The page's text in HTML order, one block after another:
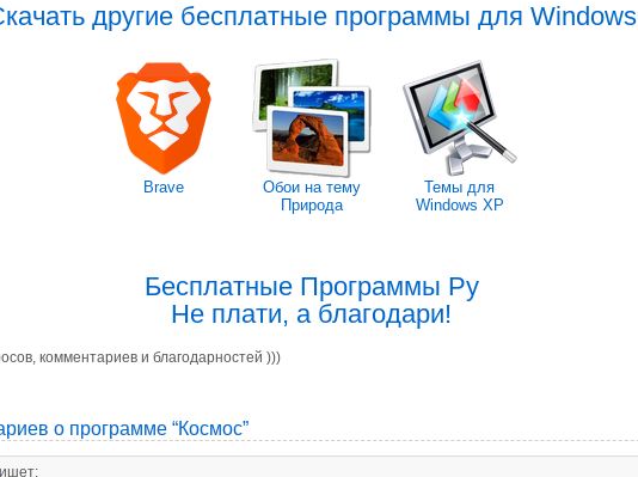
другие бесплатные программы для Windows
Brave
Обои на тему
Природа
Темы для
Windows XP
Бесплатные Программы Ру
Не плати, а благодари!
комментариев и благодарностей )))
о программе “Космос”